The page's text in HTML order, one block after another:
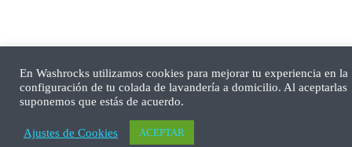
En Washrocks utilizamos cookies para mejorar tu experiencia en la
configuración de tu colada de lavandería a domicilio. Al aceptarlas
suponemos que estás de acuerdo.
Ajustes de Cookies ACEPTAR